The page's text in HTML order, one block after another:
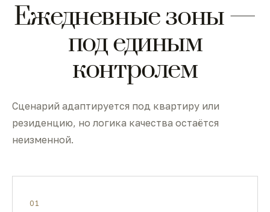
Ежедневные зоны —
под единым
контролем
Сценарий адаптируется под квартиру или
резиденцию, но логика качества остаётся
неизменной.
01